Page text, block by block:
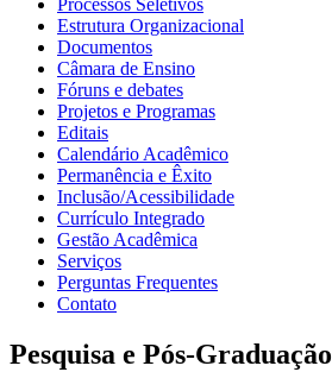
Processos Seletivos
Estrutura Organizacional
Documentos
Câmara de Ensino
Fóruns e debates
Projetos e Programas
Editais
Calendário Acadêmico
Permanência e Êxito
Inclusão/Acessibilidade
Currículo Integrado
Gestão Acadêmica
Serviços
Perguntas Frequentes
Contato
Pesquisa e Pós-Graduação